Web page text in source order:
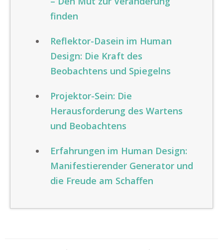
finden
Reflektor-Dasein im Human
Design: Die Kraft des
Beobachtens und Spiegelns
Projektor-Sein: Die
Herausforderung des Wartens
und Beobachtens
Erfahrungen im Human Design:
Manifestierender Generator und
die Freude am Schaffen